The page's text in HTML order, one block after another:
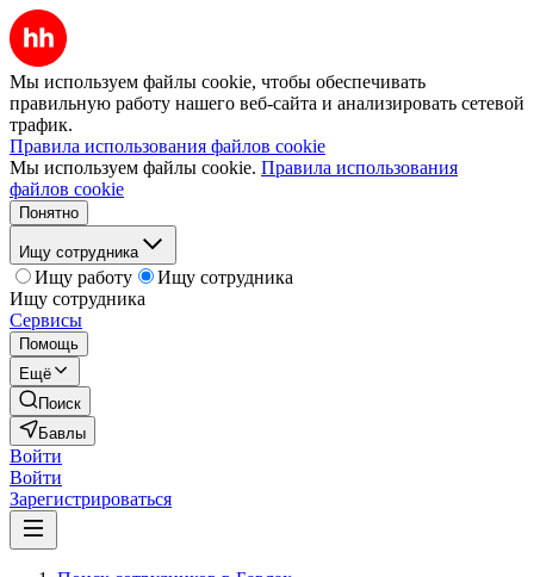
Мы используем файлы cookie, чтобы обеспечивать
правильную работу нашего веб-сайта и анализировать сетевой
трафик.
Правила использования файлов cookie
Мы используем файлы cookie. Правила использования
файлов cookie
Понятно
Ищу сотрудника
Ищу работу
Ищу сотрудника
Ищу сотрудника
Сервисы
Помощь
Ещё
Поиск
Бавлы
Войти
Войти
Зарегистрироваться